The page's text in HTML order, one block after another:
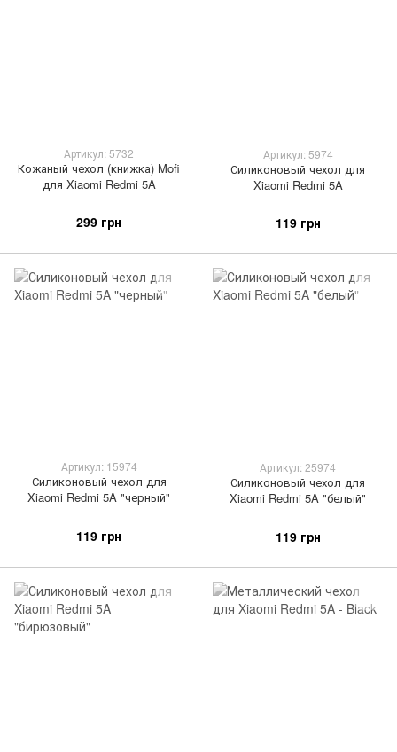
Артикул: 5732
Кожаный чехол (книжка) Mofi
для Xiaomi Redmi 5A
299 грн
Артикул: 5974
Силиконовый чехол для
Xiaomi Redmi 5A
119 грн
Артикул: 15974
Силиконовый чехол для
Xiaomi Redmi 5A "черный"
119 грн
Артикул: 25974
Силиконовый чехол для
Xiaomi Redmi 5A "белый"
119 грн